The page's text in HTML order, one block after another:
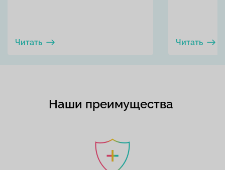
Читать Читать
Наши преимущества